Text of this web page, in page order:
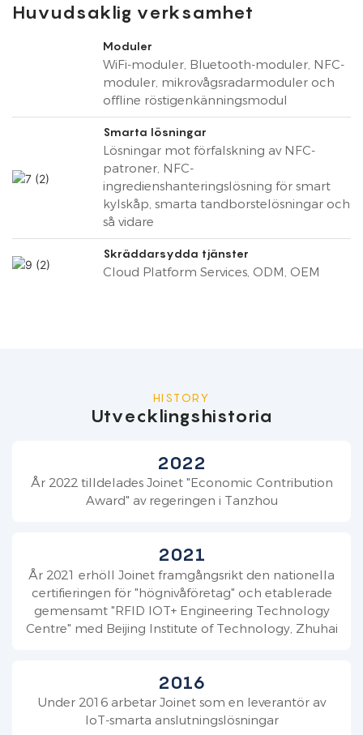
Huvudsaklig verksamhet
Moduler
WiFi-moduler, Bluetooth-moduler, NFC-
moduler, mikrovågsradarmoduler och
offline röstigenkänningsmodul
Smarta lösningar
Lösningar mot förfalskning av NFC-
patroner, NFC-
ingredienshanteringslösning för smart
kylskåp, smarta tandborstelösningar och
så vidare
Skräddarsydda tjänster
Cloud Platform Services, ODM, OEM
HISTORY
Utvecklingshistoria
2022
År 2022 tilldelades Joinet "Economic Contribution
Award" av regeringen i Tanzhou
2021
År 2021 erhöll Joinet framgångsrikt den nationella
certifieringen för "högnivåföretag" och etablerade
gemensamt "RFID IOT+ Engineering Technology
Centre" med Beijing Institute of Technology, Zhuhai
2016
Under 2016 arbetar Joinet som en leverantör av
IoT-smarta anslutningslösningar